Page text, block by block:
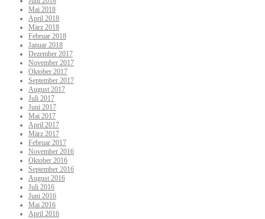
Mai 2018
April 2018
März 2018
Februar 2018
Januar 2018
Dezember 2017
November 2017
Oktober 2017
September 2017
August 2017
Juli 2017
Juni 2017
Mai 2017
April 2017
März 2017
Februar 2017
November 2016
Oktober 2016
September 2016
August 2016
Juli 2016
Juni 2016
Mai 2016
April 2016